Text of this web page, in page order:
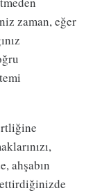
zaman, eğer
ahşabın